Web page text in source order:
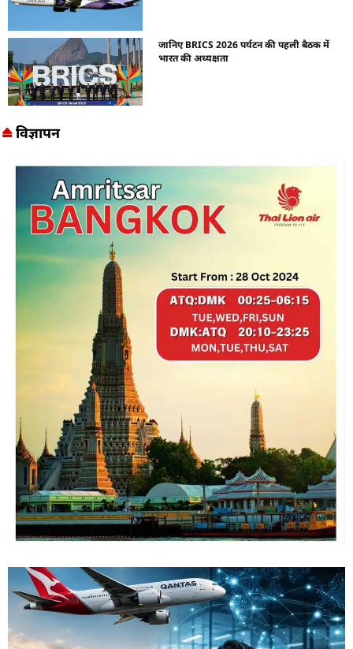
जानिए BRICS 2026 पर्यटन की पहली बैठक में
भारत की अध्यक्षता
विज्ञापन